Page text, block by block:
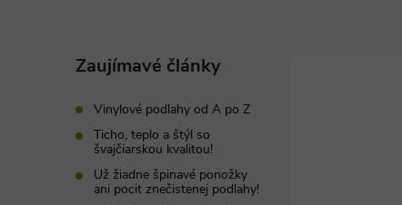
Zaujímavé články
Vinylové podlahy od A po Z
Ticho, teplo a štýl so
švajčiarskou kvalitou!
Už žiadne špinavé ponožky
ani pocit znečistenej podlahy!